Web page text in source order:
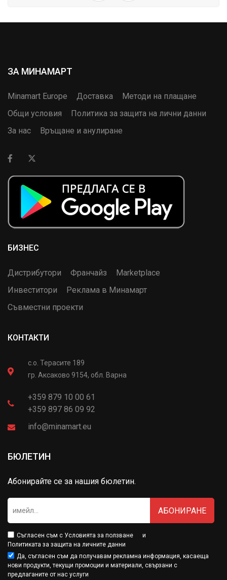
ЗА МИНАМАРТ
Minamart Europe Доставка
Методи на плащане
Общи условия
Политика за защита на лични данни
За нас
Връщане и анулиране
БИЗНЕС
Дистрибутори Франчайз
Marketplace
Инвеститори
Реклама в Минамарт
Съвместни проекти
КОНТАКТИ
с.о. Терасите 189
гр. Аксаково 9154, обл. Варна
+359 879 10 00 61
+359 897 86 09 92
info@minamart.eu
БЮЛЕТИН
Абонирайте се за нашия бюлетин.
АБОНИРАНЕ
Съгласен съм с Условията за ползване
и
Политиката за защита на личните данни
Да, съгласен съм да получавам рекламна информация, касаеща
нови продукти, текущи промоции и материали, свързани с
предлаганите от нас услуги